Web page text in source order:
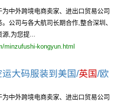
中外跨境电商卖家、进出口贸易公司
。公司与各大航司长期合作,整合深圳、
源,为您提...
minzufushi-kongyun.html
运大码服装到美国/英国/欧
中外跨境电商卖家、进出口贸易公司